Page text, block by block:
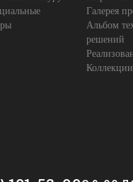
Галерея
Альбом
решений
Коллекции